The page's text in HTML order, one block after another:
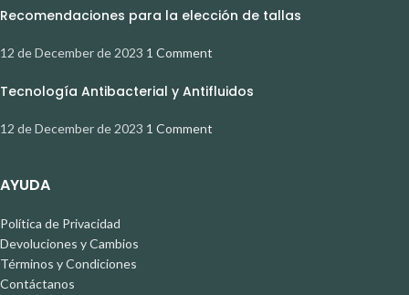
Recomendaciones para la elección de tallas
12 de December de 2023 1 Comment
Tecnología Antibacterial y Antifluidos
12 de December de 2023 1 Comment
AYUDA
Política de Privacidad
Devoluciones y Cambios
Términos y Condiciones
Contáctanos